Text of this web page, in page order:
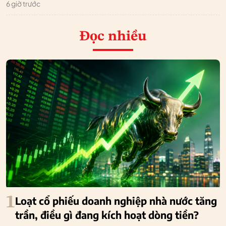
6 giờ trước
Đọc nhiều
1Loạt cổ phiếu doanh nghiệp nhà nước tăng
trần, điều gì đang kích hoạt dòng tiền?